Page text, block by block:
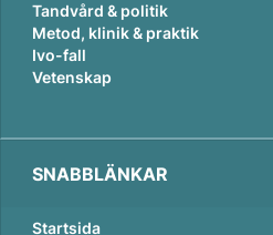
Tandvård & politik
Metod, klinik & praktik
Ivo-fall
Vetenskap
SNABBLÄNKAR
Startsida